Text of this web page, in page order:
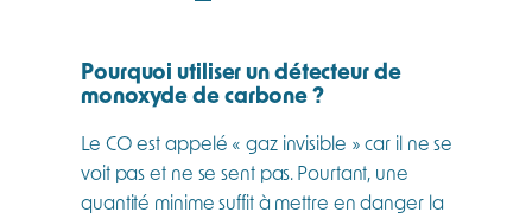
Pourquoi utiliser un détecteur de
monoxyde de carbone ?
Le CO est appelé « gaz invisible » car il ne se
voit pas et ne se sent pas. Pourtant, une
quantité minime suffit à mettre en danger la